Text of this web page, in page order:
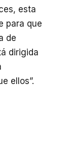
esta
para que
de
dirigida
ellos”.